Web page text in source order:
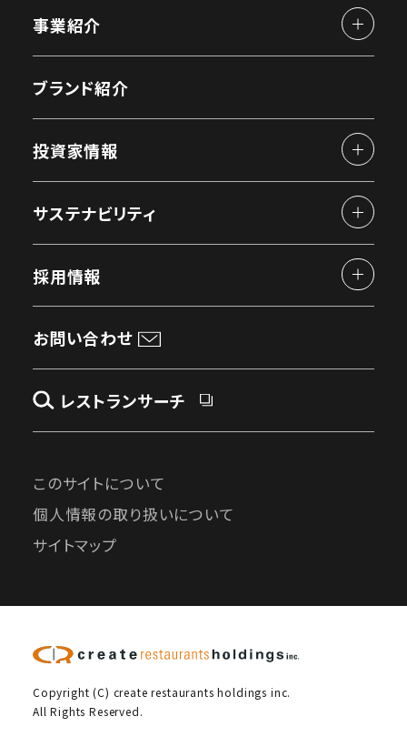
事業紹介
ブランド紹介
投資家情報
サステナビリティ
採用情報
お問い合わせ
レストランサーチ
このサイトについて
個人情報の取り扱いについて
サイトマップ
Copyright (C) create restaurants holdings inc.
All Rights Reserved.